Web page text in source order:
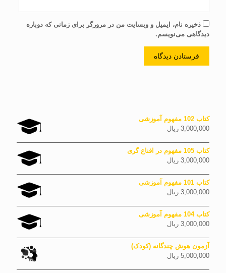
ذخیره نام، ایمیل و وبسایت من در مرورگر برای زمانی که دوباره
دیدگاهی می‌نویسم.
کتاب 102 مفهوم آموزشی
3,000,000 ریال
کتاب 105 مفهوم در اقناع گری
3,000,000 ریال
کتاب 101 مفهوم آموزشی
3,000,000 ریال
کتاب 104 مفهوم آموزشی
3,000,000 ریال
آزمون هوش چندگانه (کودک)
5,000,000 ریال